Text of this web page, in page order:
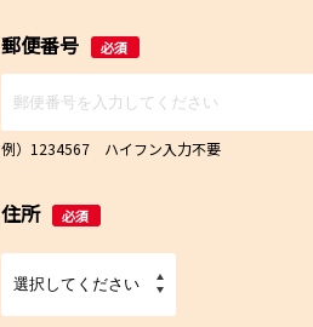
郵便番号 必須
例）1234567 ハイフン入力不要
住所 必須